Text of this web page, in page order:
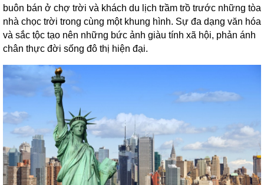
buôn bán ở chợ trời và khách du lịch trầm trồ trước những tòa
nhà chọc trời trong cùng một khung hình. Sự đa dạng văn hóa
và sắc tộc tạo nên những bức ảnh giàu tính xã hội, phản ánh
chân thực đời sống đô thị hiện đại.